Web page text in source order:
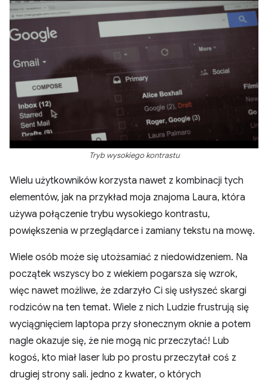
Tryb wysokiego kontrastu
Wielu użytkowników korzysta nawet z kombinacji tych
elementów, jak na przykład moja znajoma Laura, która
używa połączenie trybu wysokiego kontrastu,
powiększenia w przeglądarce i zamiany tekstu na mowę.
Wiele osób może się utożsamiać z niedowidzeniem. Na
początek wszyscy bo z wiekiem pogarsza się wzrok,
więc nawet możliwe, że zdarzyło Ci się usłyszeć skargi
rodziców na ten temat. Wiele z nich Ludzie frustrują się
wyciągnięciem laptopa przy słonecznym oknie a potem
nagle okazuje się, że nie mogą nic przeczytać! Lub
kogoś, kto miał laser lub po prostu przeczytał coś z
drugiej strony sali. jedno z kwater, o których